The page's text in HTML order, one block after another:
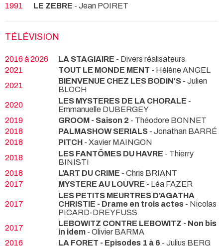
1991
LE ZEBRE - Jean POIRET
TÉLÉVISION
2016 à 2026 LA STAGIAIRE - Divers réalisateurs
2021
TOUT LE MONDE MENT - Hélène ANGEL
2021
BIENVENUE CHEZ LES BODIN'S - Julien
BLOCH
2020
LES MYSTERES DE LA CHORALE -
Emmanuelle DUBERGEY
2019
GROOM - Saison 2 - Théodore BONNET
2018
PALMASHOW SERIALS - Jonathan BARRÉ
2018
PITCH - Xavier MAINGON
2018
LES FANTÔMES DU HAVRE - Thierry
BINISTI
2018
L'ART DU CRIME - Chris BRIANT
2017
MYSTERE AU LOUVRE - Léa FAZER
2017
LES PETITS MEURTRES D'AGATHA
CHRISTIE - Drame en trois actes - Nicolas
PICARD-DREYFUSS
2017
LEBOWITZ CONTRE LEBOWITZ - Non bis
in idem - Olivier BARMA
2016
LA FORET - Episodes 1 à 6 - Julius BERG